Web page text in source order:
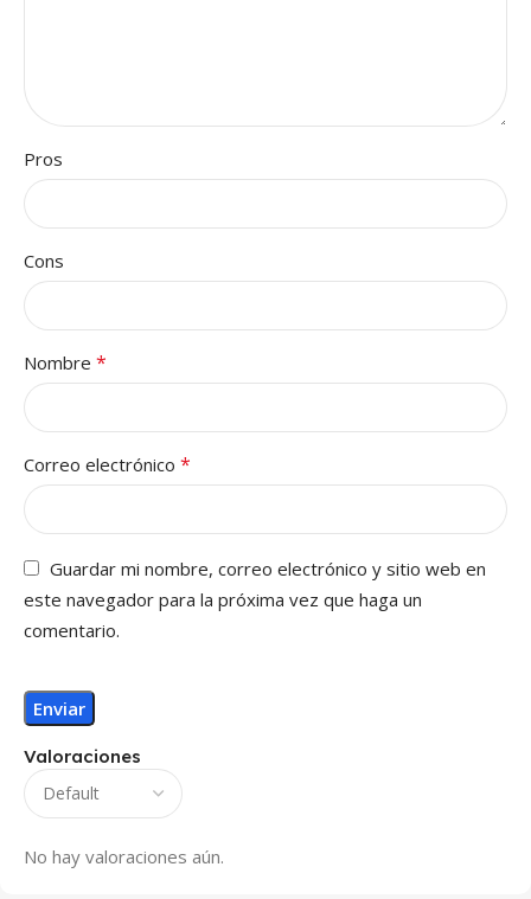
Valoraciones
No hay valoraciones aún.
Pros
Cons
Nombre *
Correo electrónico *
Guardar mi nombre, correo electrónico y sitio web en
este navegador para la próxima vez que haga un
comentario.